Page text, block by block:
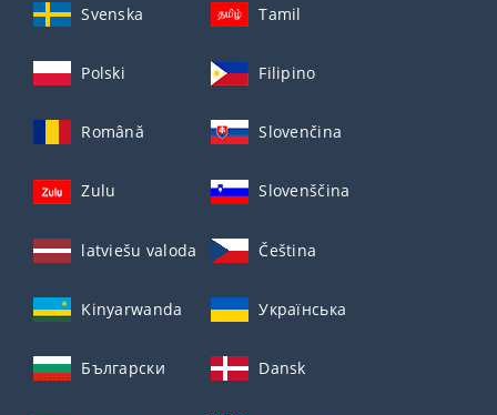
Svenska Tamil
Polski Filipino
Română Slovenčina
Zulu Slovenščina
latviešu valoda Čeština
Kinyarwanda Українська
Български Dansk